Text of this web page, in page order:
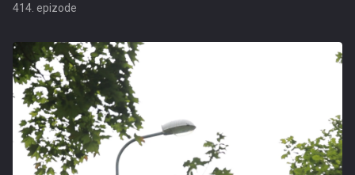
414. epizode